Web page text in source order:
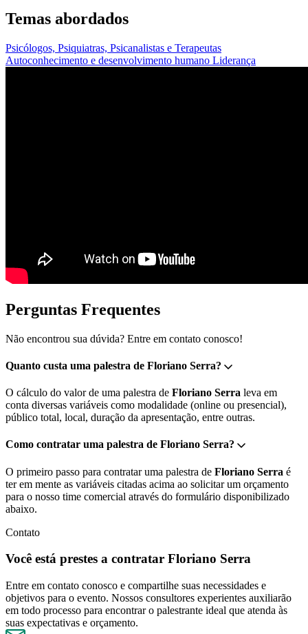
Temas abordados
Psicólogos, Psiquiatras, Psicanalistas e Terapeutas
Autoconhecimento e desenvolvimento humano Liderança
Perguntas Frequentes
Não encontrou sua dúvida? Entre em contato conosco!
Quanto custa uma palestra de Floriano Serra?
O cálculo do valor de uma palestra de Floriano Serra leva em
conta diversas variáveis como modalidade (online ou presencial),
público total, local, duração da apresentação, entre outras.
Como contratar uma palestra de Floriano Serra?
O primeiro passo para contratar uma palestra de Floriano Serra é
ter em mente as variáveis citadas acima ao solicitar um orçamento
para o nosso time comercial através do formulário disponibilizado
abaixo.
Contato
Você está prestes a contratar Floriano Serra
Entre em contato conosco e compartilhe suas necessidades e
objetivos para o evento. Nossos consultores experientes auxiliarão
em todo processo para encontrar o palestrante ideal que atenda às
suas expectativas e orçamento.